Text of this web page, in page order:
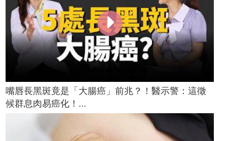
嘴唇長黑斑竟是「大腸癌」前兆？！醫示警：這徵
候群息肉易癌化！...